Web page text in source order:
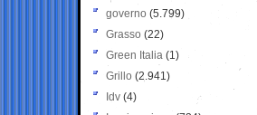
governo (5.799)
Grasso (22)
Green Italia (1)
Grillo (2.941)
Idv (4)